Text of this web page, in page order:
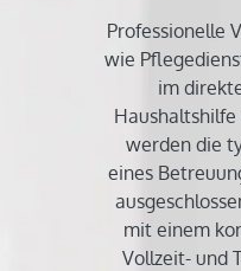
Professionelle
wie
im
werden die
eines
mit einem
Vollzeit- und